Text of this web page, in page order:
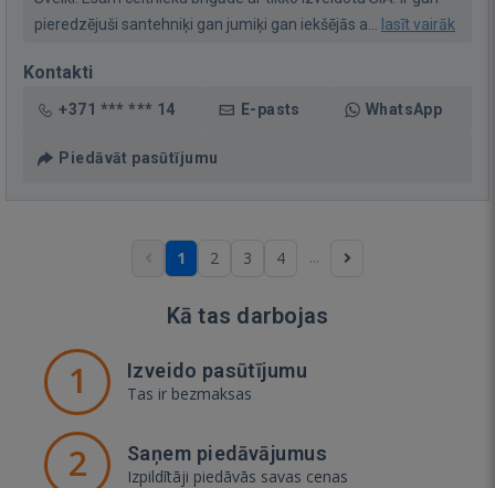
pieredzējuši santehniķi gan jumiķi gan iekšējās a... lasīt vairāk
Kontakti
+371 *** *** 14 E-pasts WhatsApp
Piedāvāt pasūtījumu
1 2 3 4 ...
Kā tas darbojas
1 Izveido pasūtījumu
Tas ir bezmaksas
2 Saņem piedāvājumus
Izpildītāji piedāvās savas cenas